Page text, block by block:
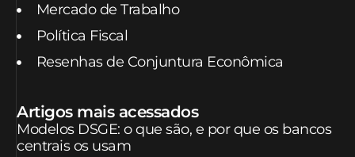
Mercado de Trabalho
Política Fiscal
Resenhas de Conjuntura Econômica
Artigos mais acessados
Modelos DSGE: o que são, e por que os bancos
centrais os usam